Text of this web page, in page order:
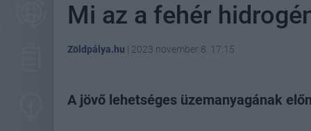
Mi az a fehér
Zöldpálya.hu | 2023 november 8. 17:15
A jövő lehetséges üzemanyagának